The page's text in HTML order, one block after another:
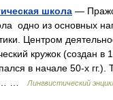
школа —
одно из основных
Центром
кружок (создан в
в начале 50‑х гг.).
к… …
Лингвистический